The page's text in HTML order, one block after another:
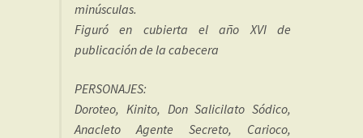
minúsculas.
Figuró en cubierta el año XVI de
publicación de la cabecera
PERSONAJES:
Doroteo, Kinito, Don Salicilato Sódico,
Anacleto Agente Secreto, Carioco,